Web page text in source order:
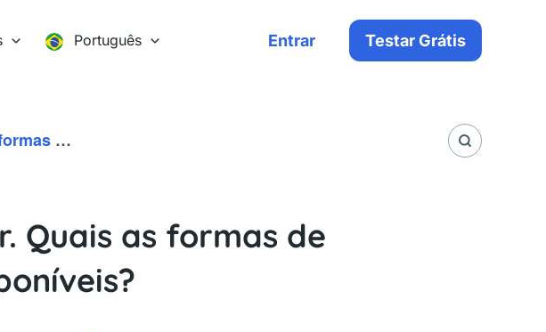
Português Entrar Testar Grátis
Quais as formas de